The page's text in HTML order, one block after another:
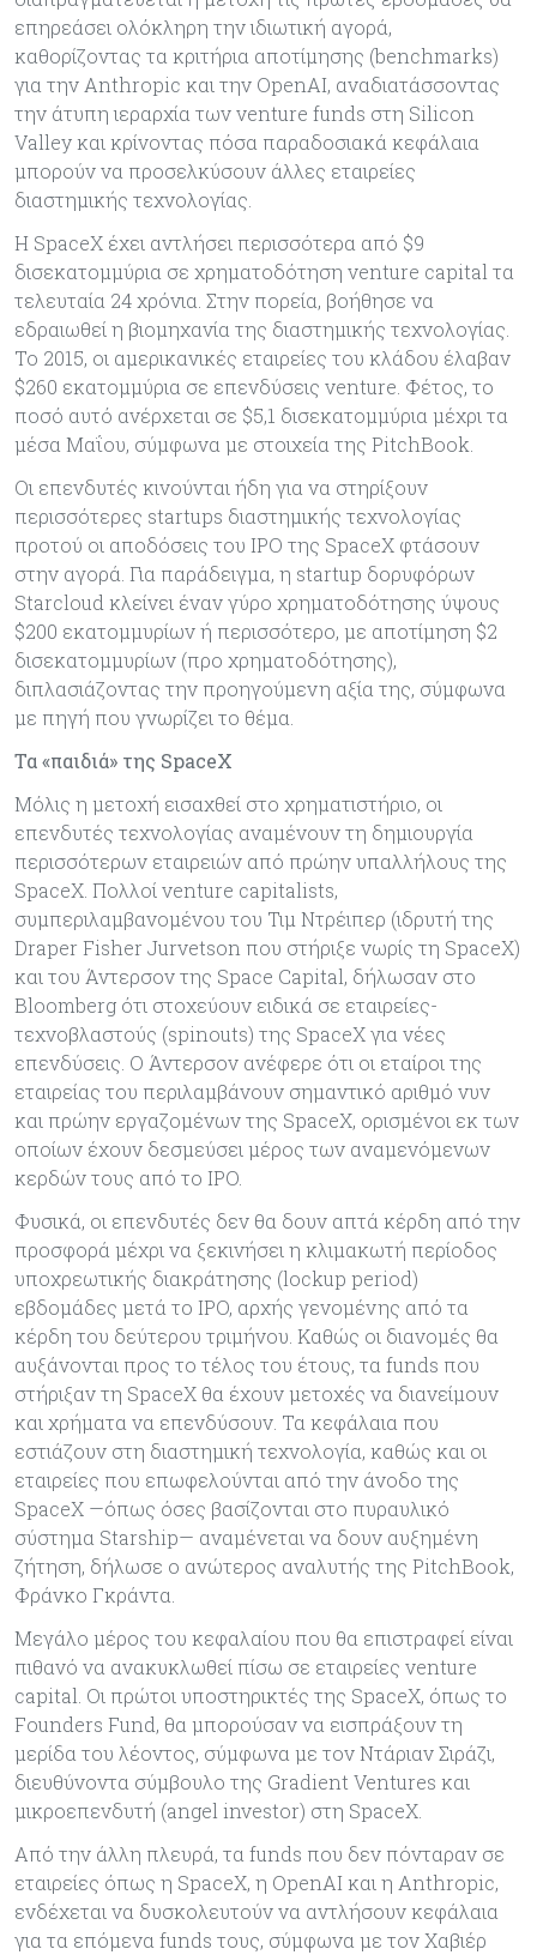
επηρεάσει ολόκληρη την ιδιωτική αγορά,
καθορίζοντας τα κριτήρια αποτίμησης (benchmarks)
για την Anthropic και την OpenAI, αναδιατάσσοντας
την άτυπη ιεραρχία των venture funds στη Silicon
Valley και κρίνοντας πόσα παραδοσιακά κεφάλαια
μπορούν να προσελκύσουν άλλες εταιρείες
διαστημικής τεχνολογίας.
Η SpaceX έχει αντλήσει περισσότερα από $9
δισεκατομμύρια σε χρηματοδότηση venture capital τα
τελευταία 24 χρόνια. Στην πορεία, βοήθησε να
εδραιωθεί η βιομηχανία της διαστημικής τεχνολογίας.
Το 2015, οι αμερικανικές εταιρείες του κλάδου έλαβαν
$260 εκατομμύρια σε επενδύσεις venture. Φέτος, το
ποσό αυτό ανέρχεται σε $5,1 δισεκατομμύρια μέχρι τα
μέσα Μαΐου, σύμφωνα με στοιχεία της PitchBook.
Οι επενδυτές κινούνται ήδη για να στηρίξουν
περισσότερες startups διαστημικής τεχνολογίας
προτού οι αποδόσεις του IPO της SpaceX φτάσουν
στην αγορά. Για παράδειγμα, η startup δορυφόρων
Starcloud κλείνει έναν γύρο χρηματοδότησης ύψους
$200 εκατομμυρίων ή περισσότερο, με αποτίμηση $2
δισεκατομμυρίων (προ χρηματοδότησης),
διπλασιάζοντας την προηγούμενη αξία της, σύμφωνα
με πηγή που γνωρίζει το θέμα.
Τα «παιδιά» της SpaceX
Μόλις η μετοχή εισαχθεί στο χρηματιστήριο, οι
επενδυτές τεχνολογίας αναμένουν τη δημιουργία
περισσότερων εταιρειών από πρώην υπαλλήλους της
SpaceX. Πολλοί venture capitalists,
συμπεριλαμβανομένου του Τιμ Ντρέιπερ (ιδρυτή της
Draper Fisher Jurvetson που στήριξε νωρίς τη SpaceX)
και του Άντερσον της Space Capital, δήλωσαν στο
Bloomberg ότι στοχεύουν ειδικά σε εταιρείες-
τεχνοβλαστούς (spinouts) της SpaceX για νέες
επενδύσεις. Ο Άντερσον ανέφερε ότι οι εταίροι της
εταιρείας του περιλαμβάνουν σημαντικό αριθμό νυν
και πρώην εργαζομένων της SpaceX, ορισμένοι εκ των
οποίων έχουν δεσμεύσει μέρος των αναμενόμενων
κερδών τους από το IPO.
Φυσικά, οι επενδυτές δεν θα δουν απτά κέρδη από την
προσφορά μέχρι να ξεκινήσει η κλιμακωτή περίοδος
υποχρεωτικής διακράτησης (lockup period)
εβδομάδες μετά το IPO, αρχής γενομένης από τα
κέρδη του δεύτερου τριμήνου. Καθώς οι διανομές θα
αυξάνονται προς το τέλος του έτους, τα funds που
στήριξαν τη SpaceX θα έχουν μετοχές να διανείμουν
και χρήματα να επενδύσουν. Τα κεφάλαια που
εστιάζουν στη διαστημική τεχνολογία, καθώς και οι
εταιρείες που επωφελούνται από την άνοδο της
SpaceX —όπως όσες βασίζονται στο πυραυλικό
σύστημα Starship— αναμένεται να δουν αυξημένη
ζήτηση, δήλωσε ο ανώτερος αναλυτής της PitchBook,
Φράνκο Γκράντα.
Μεγάλο μέρος του κεφαλαίου που θα επιστραφεί είναι
πιθανό να ανακυκλωθεί πίσω σε εταιρείες venture
capital. Οι πρώτοι υποστηρικτές της SpaceX, όπως το
Founders Fund, θα μπορούσαν να εισπράξουν τη
μερίδα του λέοντος, σύμφωνα με τον Ντάριαν Σιράζι,
διευθύνοντα σύμβουλο της Gradient Ventures και
μικροεπενδυτή (angel investor) στη SpaceX.
Από την άλλη πλευρά, τα funds που δεν πόνταραν σε
εταιρείες όπως η SpaceX, η OpenAI και η Anthropic,
ενδέχεται να δυσκολευτούν να αντλήσουν κεφάλαια
για τα επόμενα funds τους, σύμφωνα με τον Χαβιέρ